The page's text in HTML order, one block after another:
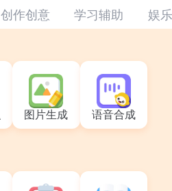
创作创意 学习辅助 娱
图片生成 语音合成